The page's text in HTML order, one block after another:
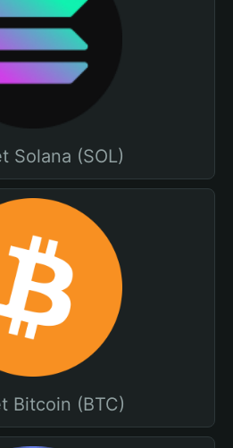
Solana (SOL)
Bitcoin (BTC)